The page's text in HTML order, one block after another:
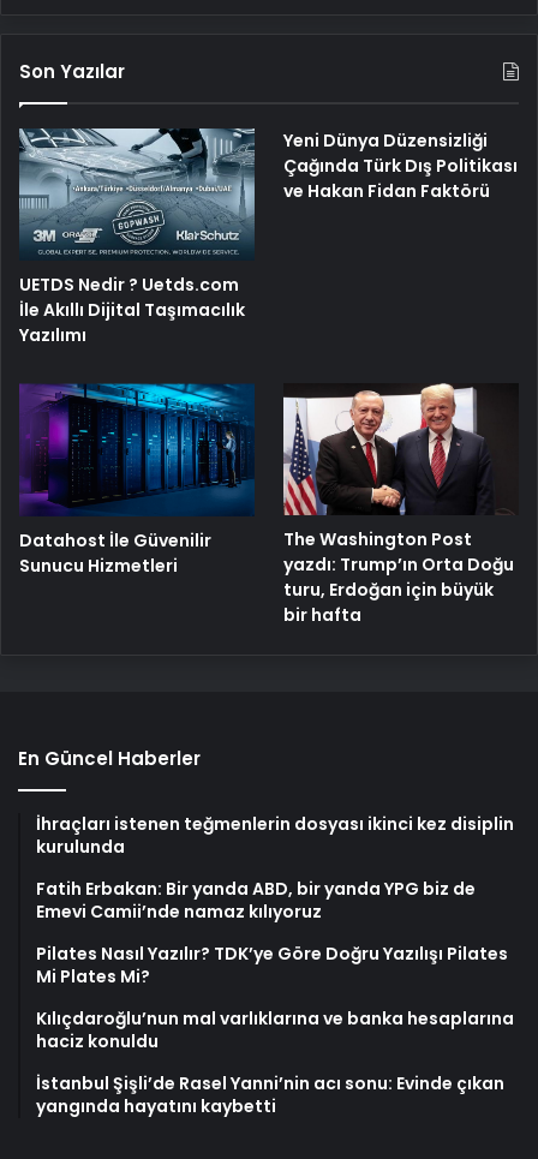
Son Yazılar
UETDS Nedir ? Uetds.com
İle Akıllı Dijital Taşımacılık
Yazılımı
Yeni Dünya Düzensizliği
Çağında Türk Dış Politikası
ve Hakan Fidan Faktörü
Datahost İle Güvenilir
Sunucu Hizmetleri
The Washington Post
yazdı: Trump’ın Orta Doğu
turu, Erdoğan için büyük
bir hafta
En Güncel Haberler
İhraçları istenen teğmenlerin dosyası ikinci kez disiplin
kurulunda
Fatih Erbakan: Bir yanda ABD, bir yanda YPG biz de
Emevi Camii’nde namaz kılıyoruz
Pilates Nasıl Yazılır? TDK’ye Göre Doğru Yazılışı Pilates
Mi Plates Mi?
Kılıçdaroğlu’nun mal varlıklarına ve banka hesaplarına
haciz konuldu
İstanbul Şişli’de Rasel Yanni’nin acı sonu: Evinde çıkan
yangında hayatını kaybetti